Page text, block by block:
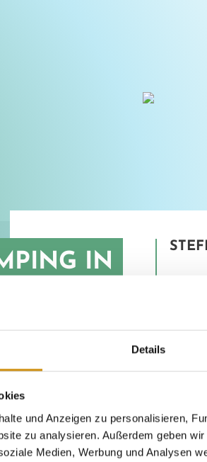
Details
und Anzeigen zu personalisieren,
zu analysieren. Außerdem geben
Medien, Werbung und Analysen
IN
FANS
es